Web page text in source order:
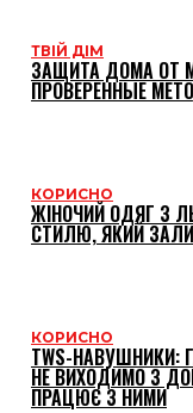
ТВІЙ ДІМ
ЗАЩИТА ДОМА ОТ
ПРОВЕРЕННЫЕ
КОРИСНО
ЖІНОЧИЙ ОДЯГ З
СТИЛЮ, ЯКИЙ
КОРИСНО
TWS-НАВУШНИКИ:
НЕ ВИХОДИМО З
ПРАЦЮЄ З НИМИ